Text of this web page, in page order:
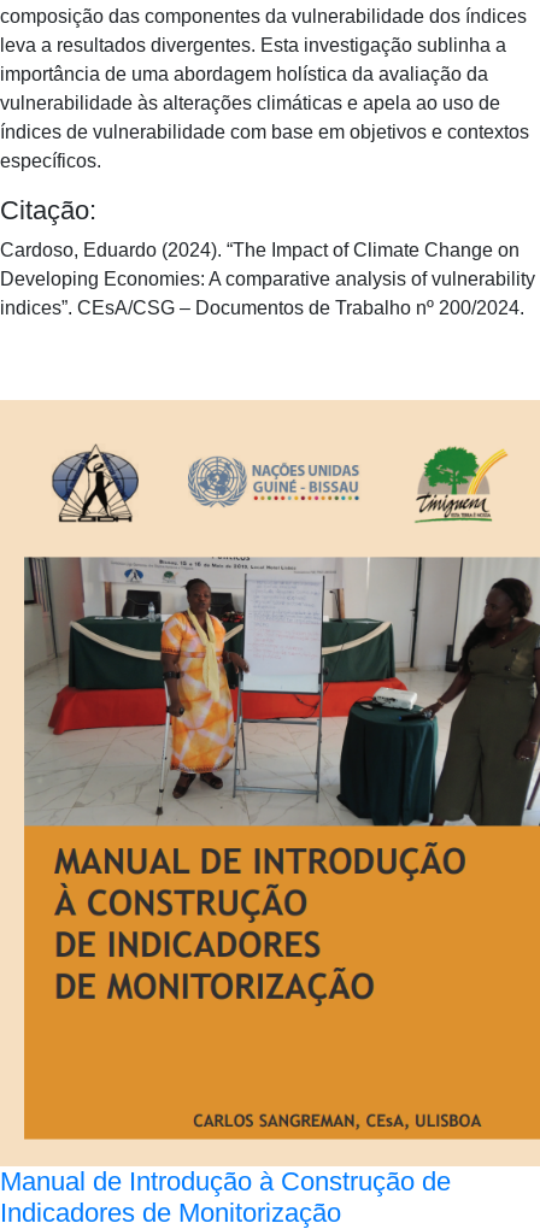
composição das componentes da vulnerabilidade dos índices
leva a resultados divergentes. Esta investigação sublinha a
importância de uma abordagem holística da avaliação da
vulnerabilidade às alterações climáticas e apela ao uso de
índices de vulnerabilidade com base em objetivos e contextos
específicos.
Citação:
Cardoso, Eduardo (2024). “The Impact of Climate Change on
Developing Economies: A comparative analysis of vulnerability
indices”. CEsA/CSG – Documentos de Trabalho nº 200/2024.
Manual de Introdução à Construção de
Indicadores de Monitorização